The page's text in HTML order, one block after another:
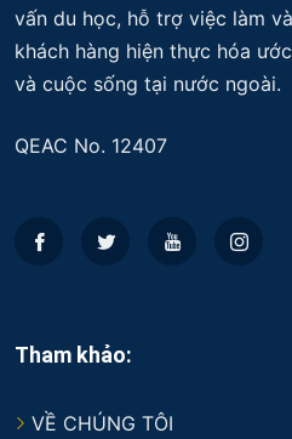
vấn du học, hỗ trợ việc làm
khách hàng hiện thực hóa
và cuộc sống tại nước ngoài.
QEAC No. 12407
Tham khảo:
VỀ CHÚNG TÔI